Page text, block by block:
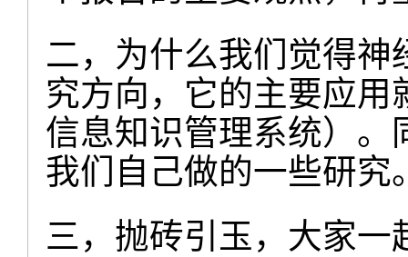
二，为什么我们觉得
究方向，它的主要应
信息知识管理系统）。
我们自己做的一些研究
三，抛砖引玉，大家一